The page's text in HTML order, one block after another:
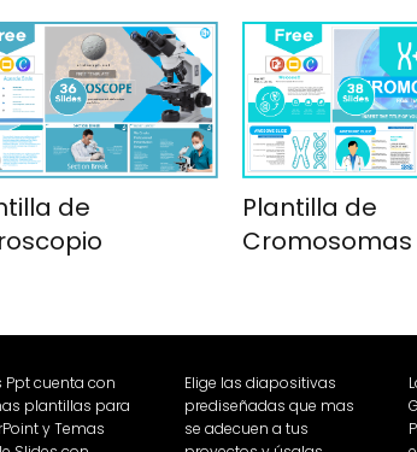
de
Plantilla de
Cromosomas
Ppt cuenta con
plantillas para
y Temas
Elige las diapositivas
prediseñadas que mas
se adecuen a tus